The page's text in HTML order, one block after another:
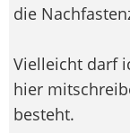
die
Vielleicht darf
hier
besteht.